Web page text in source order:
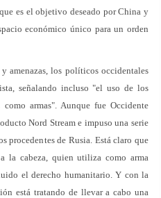
es el objetivo deseado por China y
económico único para un orden
amenazas, los políticos occidentales
señalando incluso "el uso de los
armas". Aunque fue Occidente
Nord Stream e impuso una serie
procedentes de Rusia. Está claro que
la cabeza, quien utiliza como arma
el derecho humanitario. Y con la
está tratando de llevar a cabo una